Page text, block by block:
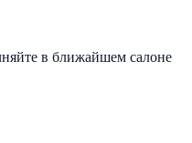
в ближайшем салоне